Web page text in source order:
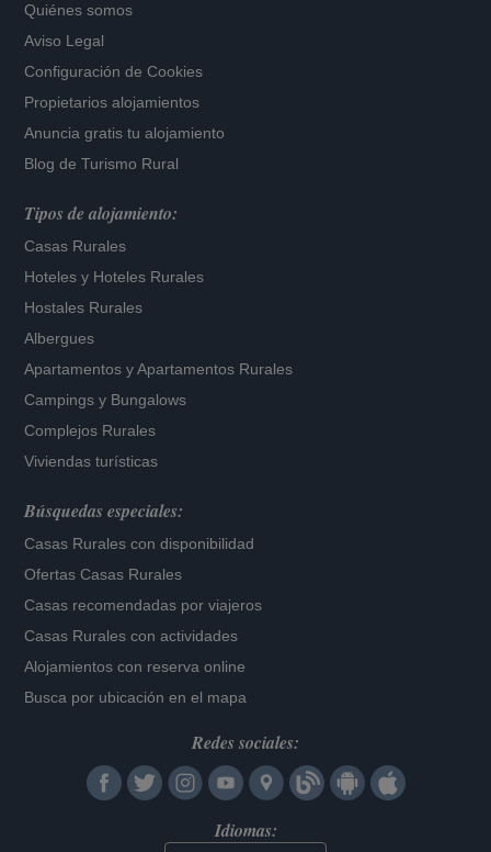
Quiénes somos
Aviso Legal
Configuración de Cookies
Propietarios alojamientos
Anuncia gratis tu alojamiento
Blog de Turismo Rural
Tipos de alojamiento:
Casas Rurales
Hoteles y Hoteles Rurales
Hostales Rurales
Albergues
Apartamentos yApartamentos Rurales
Campings y Bungalows
Complejos Rurales
Viviendas turísticas
Búsquedas especiales:
Casas Rurales con disponibilidad
Ofertas Casas Rurales
Casas recomendadas por viajeros
Casas Rurales con actividades
Alojamientos con reserva online
Busca por ubicación en el mapa
Redes sociales:
Idiomas: